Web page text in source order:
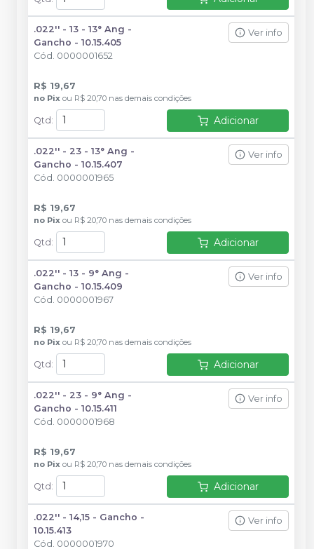
.022'' - 13 - 13° Ang -
Gancho - 10.15.405
Cód. 0000001652
Ver info
R$ 19,67
no Pix ou R$ 20,70 nas demais condições
Qtd : Adicionar
.022'' - 23 - 13° Ang -
Gancho - 10.15.407
Cód. 0000001965
Ver info
R$ 19,67
no Pix ou R$ 20,70 nas demais condições
Qtd : Adicionar
.022'' - 13 - 9° Ang -
Gancho - 10.15.409
Cód. 0000001967
Ver info
R$ 19,67
no Pix ou R$ 20,70 nas demais condições
Qtd : Adicionar
.022'' - 23 - 9° Ang -
Gancho - 10.15.411
Cód. 0000001968
Ver info
R$ 19,67
no Pix ou R$ 20,70 nas demais condições
Qtd : Adicionar
.022'' - 14,15 - Gancho -
10.15.413
Cód. 0000001970
Ver info